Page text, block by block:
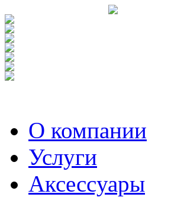
О компании
Услуги
Аксесcуары